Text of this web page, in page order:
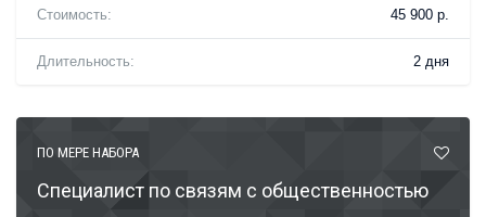
Стоимость: 45 900 р.
Длительность: 2 дня
ПО МЕРЕ НАБОРА
Специалист по связям с общественностью